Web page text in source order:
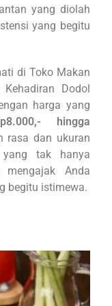
yang diolah
yang begitu
di Toko Makan
Dodol
harga yang
hingga
rasa dan ukuran
tak hanya
Anda
begitu istimewa.